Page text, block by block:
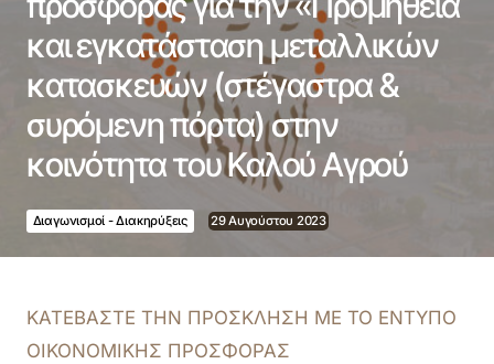
και εγκατάσταση μεταλλικών
κατασκευών (στέγαστρα &
συρόμενη πόρτα) στην
κοινότητα του Καλού Αγρού
Διαγωνισμοί - Διακηρύξεις 29 Αυγούστου 2023
ΚΑΤΕΒΑΣΤΕ ΤΗΝ ΠΡΟΣΚΛΗΣΗ ΜΕ ΤΟ ΕΝΤΥΠΟ
ΟΙΚΟΝΟΜΙΚΗΣ ΠΡΟΣΦΟΡΑΣ